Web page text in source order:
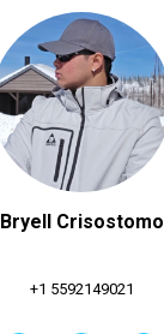
Bryell Crisostomo
+1 5592149021